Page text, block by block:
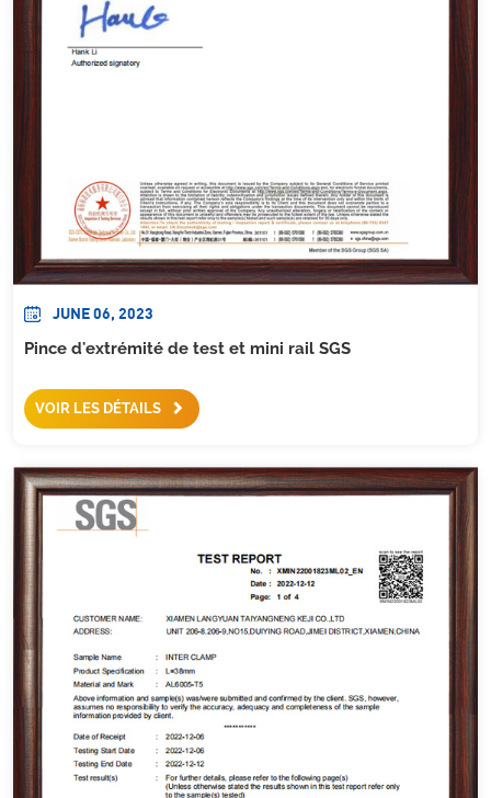
JUNE 06, 2023
Pince d'extrémité de test et mini rail SGS
VOIR LES DÉTAILS